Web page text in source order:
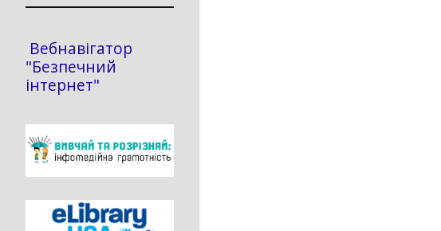
Вебнавігатор
"Безпечний
інтернет"